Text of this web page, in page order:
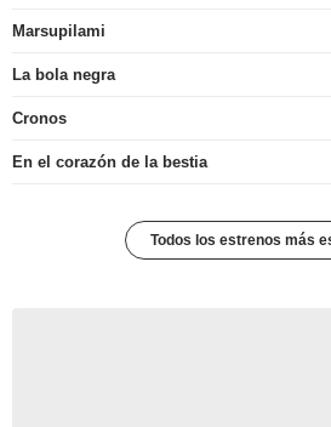
Marsupilami
La bola negra
Cronos
En el corazón de la bestia
Todos los estrenos más